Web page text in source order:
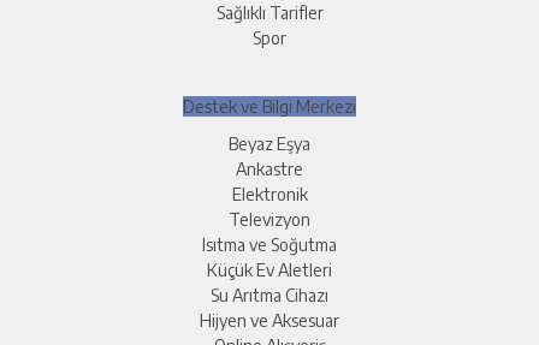
Sağlıklı Tarifler
Spor
Destek ve Bilgi Merkezi
Beyaz Eşya
Ankastre
Elektronik
Televizyon
Isıtma ve Soğutma
Küçük Ev Aletleri
Su Arıtma Cihazı
Hijyen ve Aksesuar